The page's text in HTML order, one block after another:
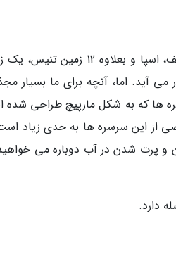
این استراحتگاه شیک با پارک آبی که دارای 10 سرسره آبی، استخرهای روباز مختلف، اسپا و
به شمار می آید. اما، آنچه برای ما بسیار
ها که به شکل مارپیچ طراحی شده
از این سرسره ها به حدی زیاد
و پرت شدن در آب دوباره می